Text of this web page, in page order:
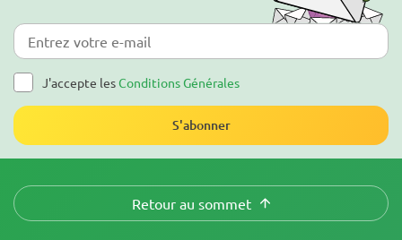
J'accepte lesConditions Générales
S'abonner
Retour au sommet